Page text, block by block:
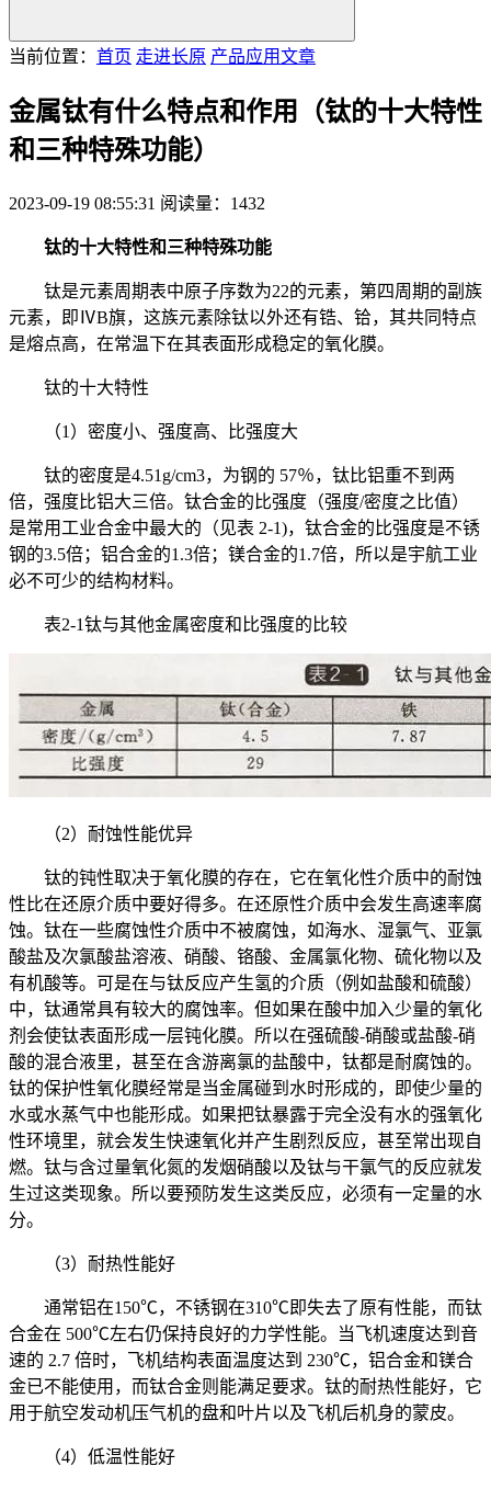
当前位置： 首页 走进长原 产品应用文章
金属钛有什么特点和作用（钛的十大特性
和三种特殊功能）
2023-09-19 08:55:31 阅读量：1432
钛的十大特性和三种特殊功能
钛是元素周期表中原子序数为22的元素，第四周期的副族
元素，即ⅣB旗，这族元素除钛以外还有锆、铪，其共同特点
是熔点高，在常温下在其表面形成稳定的氧化膜。
钛的十大特性
（1）密度小、强度高、比强度大
钛的密度是4.51g/cm3，为钢的 57％，钛比铝重不到两
倍，强度比铝大三倍。钛合金的比强度（强度/密度之比值）
是常用工业合金中最大的（见表 2-1)，钛合金的比强度是不锈
钢的3.5倍；铝合金的1.3倍；镁合金的1.7倍，所以是宇航工业
必不可少的结构材料。
表2-1钛与其他金属密度和比强度的比较
（2）耐蚀性能优异
钛的钝性取决于氧化膜的存在，它在氧化性介质中的耐蚀
性比在还原介质中要好得多。在还原性介质中会发生高速率腐
蚀。钛在一些腐蚀性介质中不被腐蚀，如海水、湿氯气、亚氯
酸盐及次氯酸盐溶液、硝酸、铬酸、金属氯化物、硫化物以及
有机酸等。可是在与钛反应产生氢的介质（例如盐酸和硫酸）
中，钛通常具有较大的腐蚀率。但如果在酸中加入少量的氧化
剂会使钛表面形成一层钝化膜。所以在强硫酸-硝酸或盐酸-硝
酸的混合液里，甚至在含游离氯的盐酸中，钛都是耐腐蚀的。
钛的保护性氧化膜经常是当金属碰到水时形成的，即使少量的
水或水蒸气中也能形成。如果把钛暴露于完全没有水的强氧化
性环境里，就会发生快速氧化并产生剧烈反应，甚至常出现自
燃。钛与含过量氧化氮的发烟硝酸以及钛与干氯气的反应就发
生过这类现象。所以要预防发生这类反应，必须有一定量的水
分。
（3）耐热性能好
通常铝在150℃，不锈钢在310℃即失去了原有性能，而钛
合金在 500℃左右仍保持良好的力学性能。当飞机速度达到音
速的 2.7 倍时，飞机结构表面温度达到 230℃，铝合金和镁合
金已不能使用，而钛合金则能满足要求。钛的耐热性能好，它
用于航空发动机压气机的盘和叶片以及飞机后机身的蒙皮。
（4）低温性能好